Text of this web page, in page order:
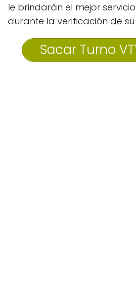
le brindarán el mejor
durante la verificación de su
Sacar Turno